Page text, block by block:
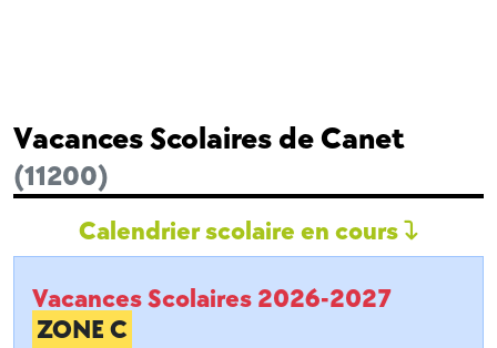
Vacances Scolaires de Canet
(11200)
Calendrier scolaire en cours
Vacances Scolaires 2026-2027
ZONE C